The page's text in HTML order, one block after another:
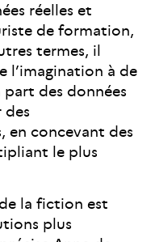
réelles et
de formation,
termes, il
l’imagination à de
des données
des
en concevant des
le plus
la fiction est
plus